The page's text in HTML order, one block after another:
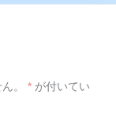
。 * が付いてい